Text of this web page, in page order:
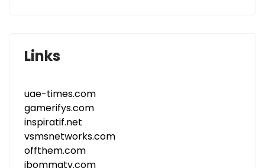
Links
uae-times.com
gamerifys.com
inspiratif.net
vsmsnetworks.com
offthem.com
ibommatv.com